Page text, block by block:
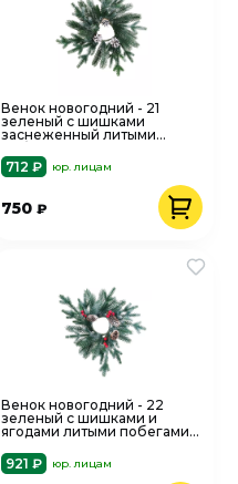
Венок новогодний - 21
зеленый с шишками
заснеженный литыми
712 ₽
юр. лицам
750₽
Венок новогодний - 22
зеленый с шишками и
ягодами литыми побегами,
921 ₽
юр. лицам